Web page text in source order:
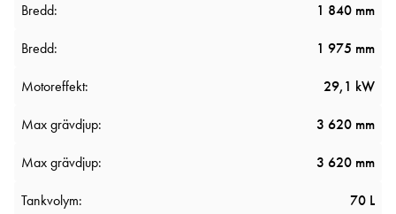
Bredd: 1 840 mm
Bredd: 1 975 mm
Motoreffekt: 29,1 kW
Max grävdjup: 3 620 mm
Max grävdjup: 3 620 mm
Tankvolym: 70 L